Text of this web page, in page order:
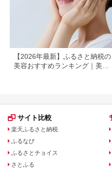
【2026年最新】ふるさと納税の
美容おすすめランキング｜美容
サイト比較
楽天ふるさと納税
ふるなび
ふるさとチョイス
さとふる